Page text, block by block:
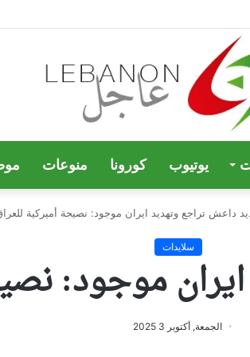
يوتيوب كورونا منوعات
داعش تراجع وتهديد ايران موجود: نصيحة أميركية
سلايدات
موجود:
الجمعة, أكتوبر 3 2025